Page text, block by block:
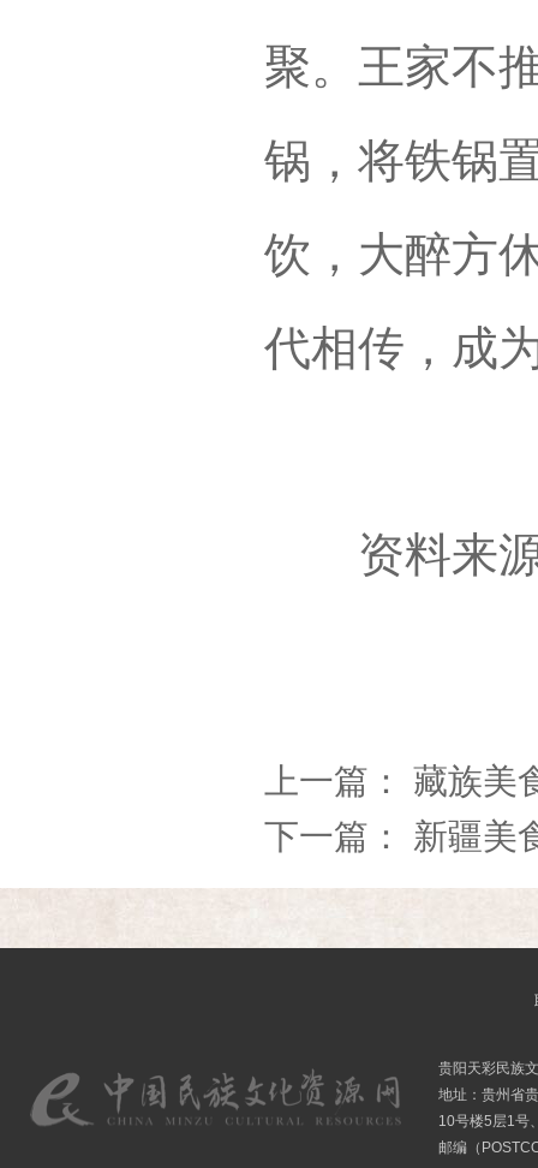
聚。王家不
锅，将铁锅
饮，大醉方
代相传，成
资料来源
上一篇： 藏族美
下一篇： 新疆美
贵阳天彩民族
地址：贵州省
10号楼5层1号
邮编（